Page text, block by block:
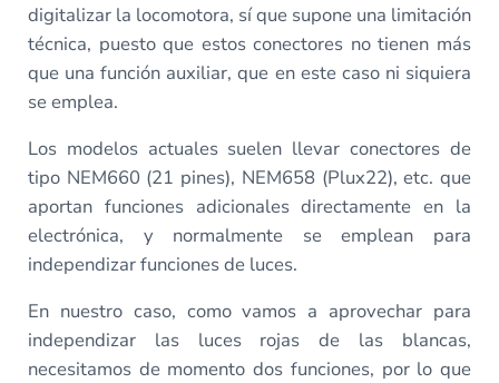
digitalizar la locomotora, sí que supone una limitación
técnica, puesto que estos conectores no tienen más
que una función auxiliar, que en este caso ni siquiera
se emplea.
Los modelos actuales suelen llevar conectores de
tipo NEM660 (21 pines), NEM658 (Plux22), etc. que
aportan funciones adicionales directamente en la
electrónica, y normalmente se emplean para
independizar funciones de luces.
En nuestro caso, como vamos a aprovechar para
independizar las luces rojas de las blancas,
necesitamos de momento dos funciones, por lo que